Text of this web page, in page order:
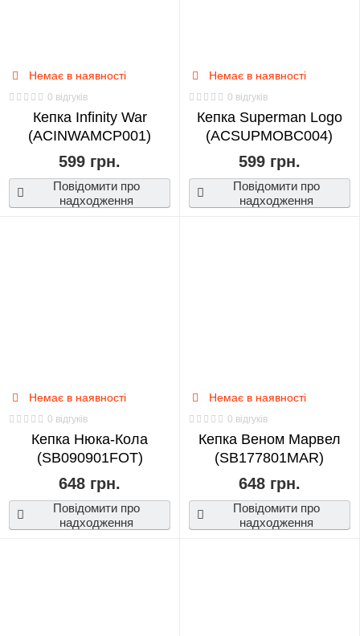
Немає в наявності
0 відгуків
Кепка Infinity War
(ACINWAMCP001)
599 грн.
Повідомити про
надходження
Немає в наявності
0 відгуків
Кепка Superman Logo
(ACSUPMOBC004)
599 грн.
Повідомити про
надходження
Немає в наявності
0 відгуків
Кепка Нюка-Кола
(SB090901FOT)
648 грн.
Повідомити про
надходження
Немає в наявності
0 відгуків
Кепка Веном Марвел
(SB177801MAR)
648 грн.
Повідомити про
надходження